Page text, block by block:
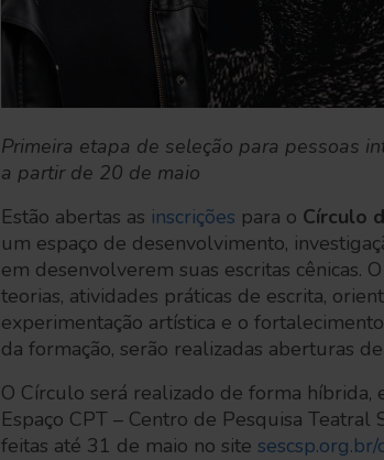
Primeira etapa de seleção para pessoas
a partir de 20 de maio
Estão abertas as inscrições para o Círculo
um espaço de desenvolvimento,
em desenvolverem suas escritas cênicas.
teorias, atividades práticas de escrita,
experimentação artística e o
da formação, serão realizadas aberturas
O Círculo será realizado de forma
Espaço CPT – Centro de Pesquisa
feitas até 31 de maio no site sescsp.org.br/